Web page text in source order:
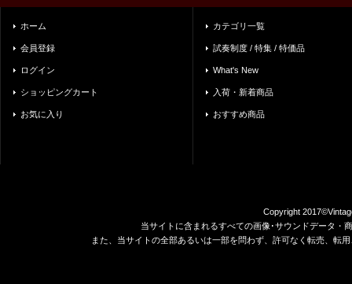
ホーム
会員登録
ログイン
ショッピングカート
お気に入り
カテゴリ一覧
試奏制度 / 特集 / 特価品
What's New
入荷・新着商品
おすすめ商品
Copyright
当サイトに含まれるすべての画像･サウンドデータ・
また、当サイトの全部あるいは一部を問わず、許可なく転売、転